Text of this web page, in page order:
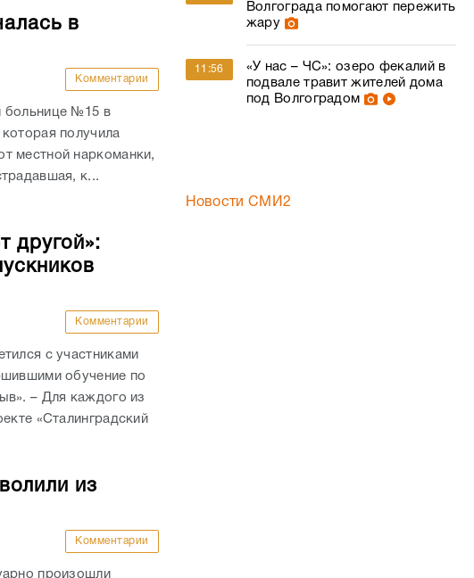
в
Комментарии
больнице №15 в
получила
местной наркоманки,
к...
другой»:
Комментарии
с участниками
обучение по
– Для каждого из
«Сталинградский
из
Комментарии
произошли
Волгограда помогают пережить
жару
11:56
«У нас – ЧС»: озеро фекалий в
подвале травит жителей дома
под Волгоградом
Новости СМИ2